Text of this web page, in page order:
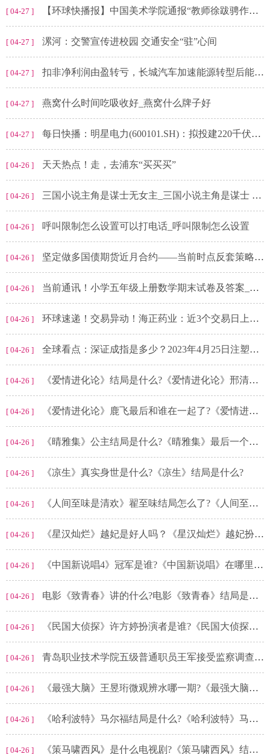
[ 04-27 ] 【环球快播报】中国美术学院通报“教师徐跋骋作品涉嫌抄袭”：属实，终止聘用关系
[ 04-27 ] 漯河：交警宣传进校园 交通安全“驻”心间
[ 04-27 ] 扣非净利润由盈转亏，长城汽车加速能源转型后能否“起跳”？
[ 04-27 ] 燕窝什么时间吃吸收好_燕窝什么牌子好
[ 04-27 ] 每日快播：明星电力(600101.SH)：拟投建220千伏同盟站110千伏配套出线工程
[ 04-26 ] 天天热点！走，去浦东“买买买”
[ 04-26 ] 三国小说主角是谋士无女主_三国小说主角是谋士 观天下
[ 04-26 ] 呼叫限制怎么设置可以打电话_呼叫限制怎么设置
[ 04-26 ] 坚定做多国债期货近月合约——当前时点反套策略的赚钱效应 每日焦点
[ 04-26 ] 当前通讯！小学五年级上册数学期末试卷及答案_小学五年级上册数学期末试卷
[ 04-26 ] 环球速递！交易异动！海正药业：近3个交易日上涨19.87%，无未披露的重大信息
[ 04-26 ] 全球看点：深证成指是多少？2023年4月25日注塑制品概念走弱-0.451%
[ 04-26 ] 《爱情进化论》结局是什么?《爱情进化论》邢清清和谁在一起了?
[ 04-26 ] 《爱情进化论》鹿飞最后和谁在一起了?《爱情进化论》讲的是什么?
[ 04-26 ] 《晴雅集》公主结局是什么?《晴雅集》最后一个镜头阿泷什么意思?
[ 04-26 ] 《凉生》真实身世是什么?《凉生》结局是什么?
[ 04-26 ] 《人间至味是清欢》翟至味结局怎么了?《人间至味是清欢》结局是什么?
[ 04-26 ] 《星汉灿烂》越妃是好人吗？《星汉灿烂》越妃扮演者是谁?
[ 04-26 ] 《中国新说唱4》冠军是谁?《中国新说唱》在哪里播出?
[ 04-26 ] 电影《致青春》讲的什么?电影《致青春》结局是什么?
[ 04-26 ] 《民国大侦探》许方婷扮演者是谁?《民国大侦探》沈老师是谁杀的?
[ 04-26 ] 青岛职业技术学院五级普通职员王军接受监察调查-天天热点评
[ 04-26 ] 《最强大脑》王昱珩微观辨水哪一期?《最强大脑》第七季脑王之王是谁?
[ 04-26 ] 《哈利波特》马尔福结局是什么?《哈利波特》马尔福的身世是什么?
[ 04-26 ] 《策马啸西风》是什么电视剧?《策马啸西风》结局是什么?